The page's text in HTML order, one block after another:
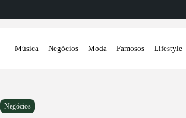
Música Negócios Moda Famosos Lifestyle
Negócios